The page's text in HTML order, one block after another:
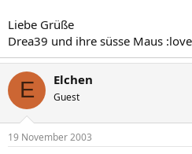
Liebe Grüße
Drea39 und ihre süsse Maus
E Elchen
Guest
19 November 2003